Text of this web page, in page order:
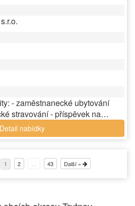
- zaměstnanecké ubytování
stravování - příspěvek na…
Detail nabídky
1 2 43 Další »